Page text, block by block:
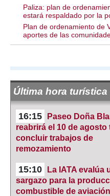
Paliza: plan de
estará respaldado por la
Plan de ordenamiento de
aportes de las
Última hora turística
16:15
Paseo Doña
reabrirá el 10 de agosto
concluir trabajos de
remozamiento
15:10
La IATA evalúa
sargazo para la
combustible de aviación